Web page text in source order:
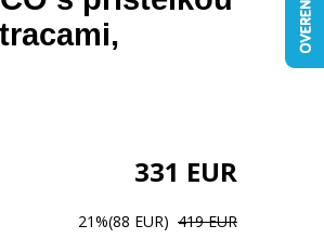
331 EUR
21%(88 EUR) 419 EUR